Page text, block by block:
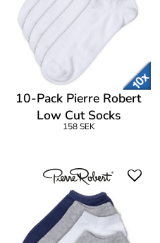
10-Pack Pierre Robert
Low Cut Socks
158 SEK